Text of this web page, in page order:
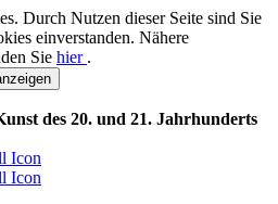
Durch Nutzen dieser Seite sind Sie
einverstanden. Nähere
Sie hier .
des 20. und 21. Jahrhunderts